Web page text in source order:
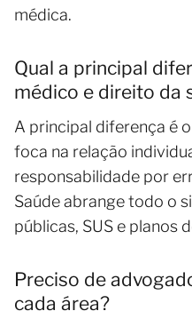
médica.
Qual a principal
médico e direito da
A principal diferença é
foca na relação
responsabilidade por
Saúde abrange todo o
públicas, SUS e planos
Preciso de
cada área?